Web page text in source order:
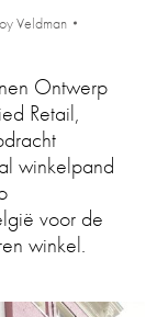
Veldman
Ontwerp
Retail,
winkelpand
voor de
winkel.